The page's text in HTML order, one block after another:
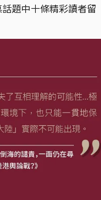
題中十條精彩讀者留